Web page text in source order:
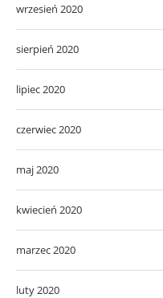
wrzesień 2020
sierpień 2020
lipiec 2020
czerwiec 2020
maj 2020
kwiecień 2020
marzec 2020
luty 2020